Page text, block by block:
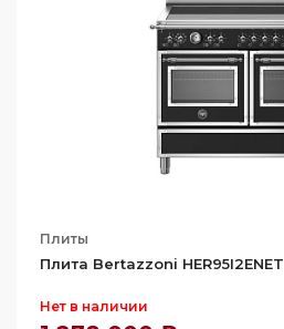
Плиты
Плита Bertazzoni HER95I2ENET
Нет в наличии